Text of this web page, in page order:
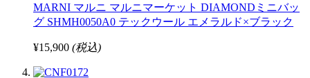
MARNI マルニ マルニマーケット DIAMONDミニバッ
グ SHMH0050A0 テックウール エメラルド×ブラック
¥15,900 (税込)